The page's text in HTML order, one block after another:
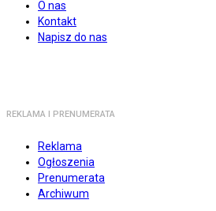
O nas
Kontakt
Napisz do nas
REKLAMA I PRENUMERATA
Reklama
Ogłoszenia
Prenumerata
Archiwum